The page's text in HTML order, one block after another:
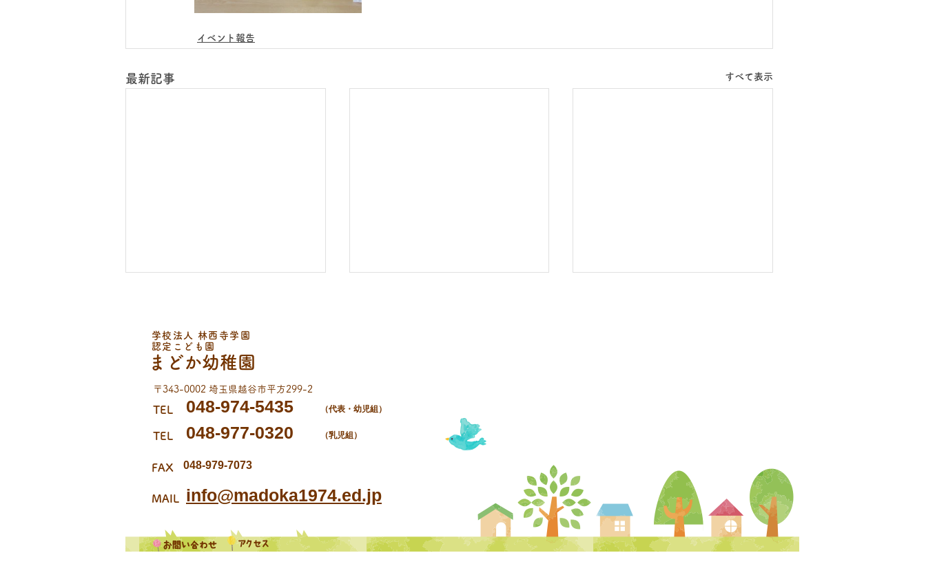
イベント報告
最新記事 すべて表示
《７月誕生会》
学校法人 林西寺学園
認定こども園
まどか幼稚園
〒343-0002 埼玉県越谷市平方299-2
TEL 048-974-5435
FAX 048-979-7073
MAIL info@madoka1974.ed.jp
（代表・幼児組）
TEL 048-977-0320 （乳児組）